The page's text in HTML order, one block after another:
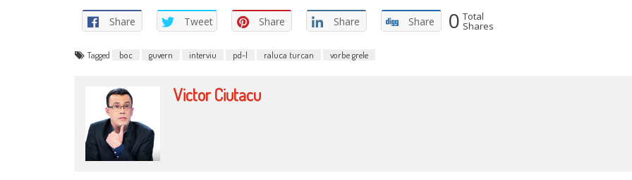
Share Tweet Share Share Share 0 Total
Shares
Tagged boc guvern interviu pd-l raluca turcan vorbe grele
Victor Ciutacu